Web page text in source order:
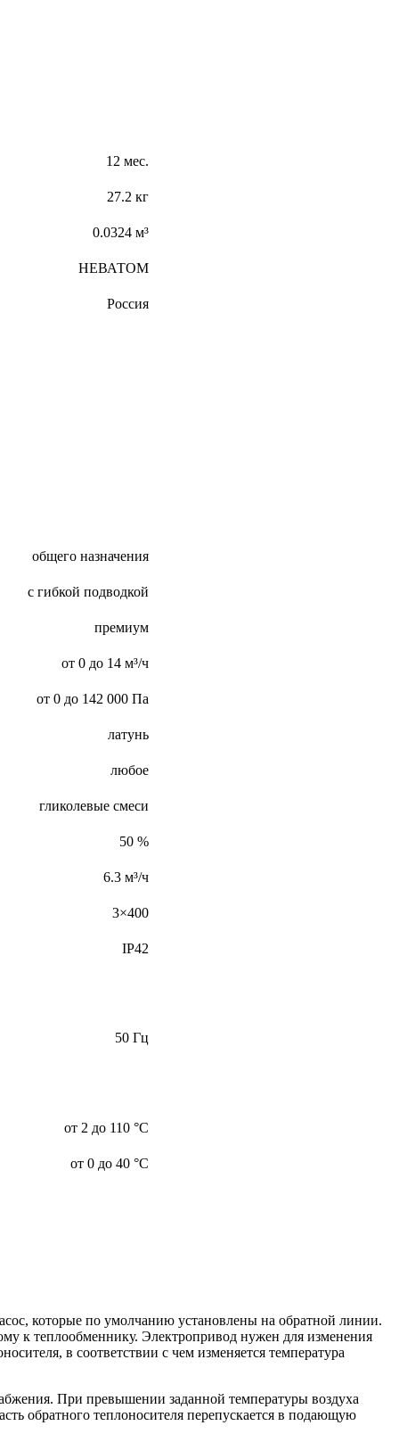
12 мес.
27.2 кг
0.0324 м³
НЕВАТОМ
Россия
общего назначения
с гибкой подводкой
премиум
от 0 до 14 м³/ч
от 0 до 142 000 Па
латунь
любое
гликолевые смеси
50 %
6.3 м³/ч
3×400
IP42
50 Гц
от 2 до 110 °С
от 0 до 40 °С
которые по умолчанию установлены на обратной линии.
к теплообменнику. Электропривод нужен для изменения
в соответствии с чем изменяется температура
При превышении заданной температуры воздуха
обратного теплоносителя перепускается в подающую